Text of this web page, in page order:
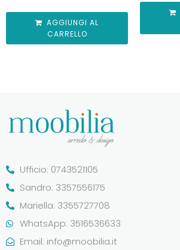
AGGIUNGI AL
CARRELLO
Ufficio: 0743521105
Sandro: 3357556175
Mariella: 3355727708
WhatsApp: 3516536633
Email: info@moobilia.it